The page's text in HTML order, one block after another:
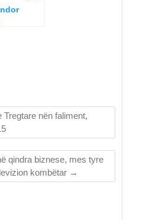
Tregtare nën faliment,
qindra biznese, mes tyre
kombëtar →